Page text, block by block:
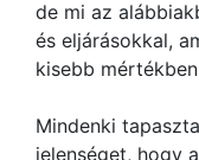
de mi az
és eljárásokkal,
kisebb
Mindenki
jelenséget, hogy